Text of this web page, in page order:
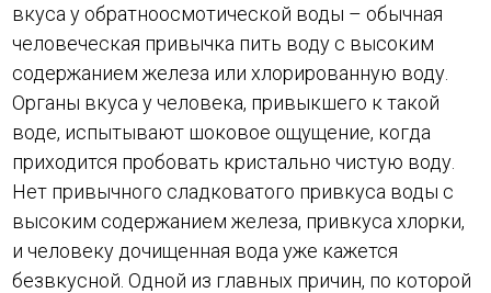
вкуса у обратноосмотической воды – обычная
человеческая привычка пить воду с высоким
содержанием железа или хлорированную воду.
Органы вкуса у человека, привыкшего к такой
воде, испытывают шоковое ощущение, когда
приходится пробовать кристально чистую воду.
Нет привычного сладковатого привкуса воды с
высоким содержанием железа, привкуса хлорки,
и человеку дочищенная вода уже кажется
безвкусной. Одной из главных причин, по которой